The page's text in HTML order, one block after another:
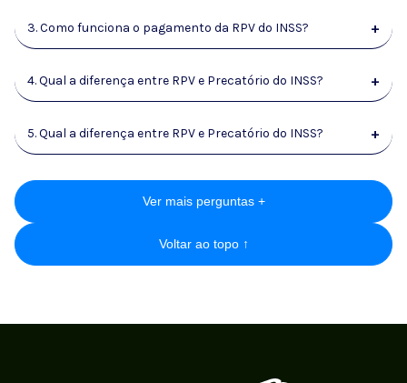
3. Como funciona o pagamento da RPV do INSS? +
4. Qual a diferença entre RPV e Precatório do INSS? +
5. Qual a diferença entre RPV e Precatório do INSS? +
Ver mais perguntas +
Voltar ao topo ↑